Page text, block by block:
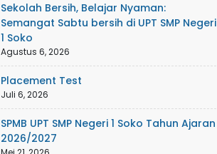
Sekolah Bersih, Belajar Nyaman:
Semangat Sabtu bersih di UPT SMP Negeri
1 Soko
Agustus 6, 2026
Placement Test
Juli 6, 2026
SPMB UPT SMP Negeri 1 Soko Tahun Ajaran
2026/2027